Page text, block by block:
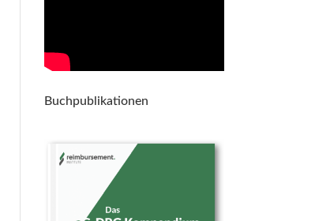
Buchpublikationen